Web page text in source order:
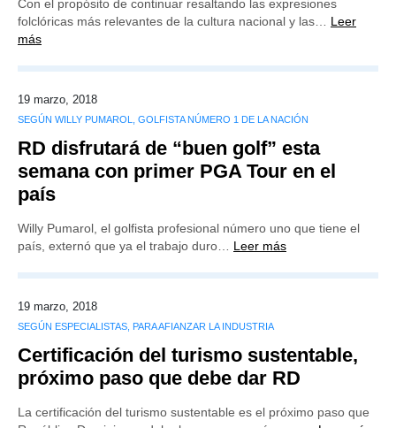
Con el propósito de continuar resaltando las expresiones
folclóricas más relevantes de la cultura nacional y las… Leer
más
19 marzo, 2018
SEGÚN WILLY PUMAROL, GOLFISTA NÚMERO 1 DE LA NACIÓN
RD disfrutará de “buen golf” esta
semana con primer PGA Tour en el
país
Willy Pumarol, el golfista profesional número uno que tiene el
país, externó que ya el trabajo duro… Leer más
19 marzo, 2018
SEGÚN ESPECIALISTAS, PARA AFIANZAR LA INDUSTRIA
Certificación del turismo sustentable,
próximo paso que debe dar RD
La certificación del turismo sustentable es el próximo paso que